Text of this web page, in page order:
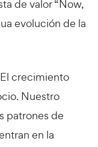
de valor “Now,
evolución de la
crecimiento
Nuestro
patrones de
en la